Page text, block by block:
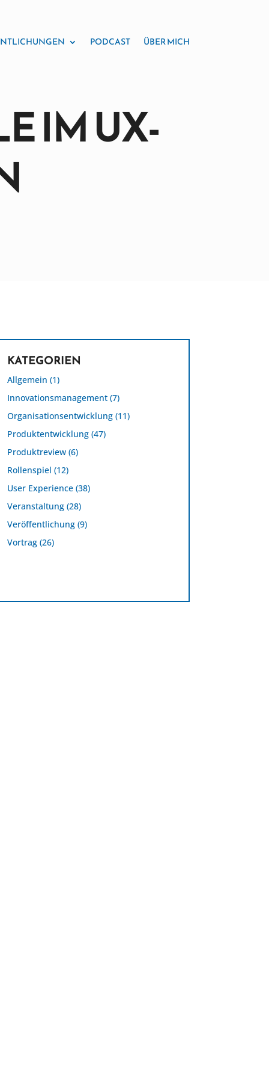
PODCAST ÜBER MICH
IM UX-
KATEGORIEN
Allgemein (1)
Innovationsmanagement(7)
Organisationsentwicklung(11)
Produktentwicklung(47)
Produktreview(6)
Rollenspiel (12)
User Experience(38)
Veranstaltung(28)
Veröffentlichung(9)
Vortrag(26)